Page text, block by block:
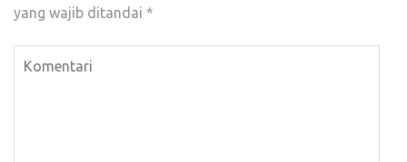
yang wajib ditandai *